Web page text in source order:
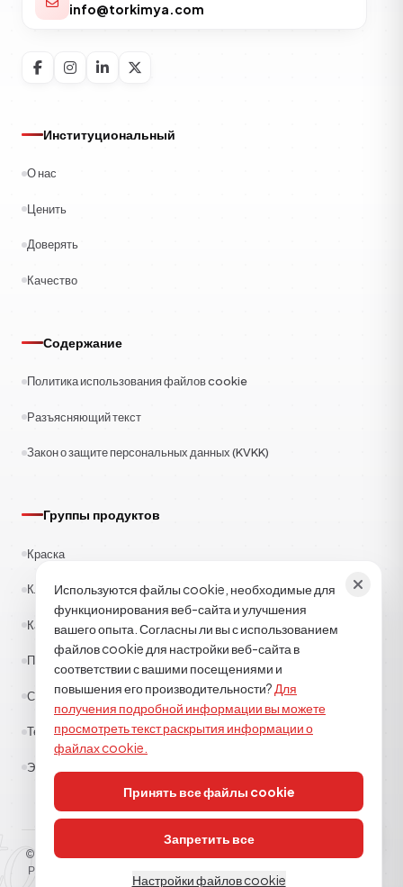
kimya
info@torkimya.com
Институциональный
О нас
Ценить
Доверять
Качество
Содержание
Политика использования файлов cookie
Разъясняющий текст
Закон о защите персональных данных (KVKK)
Группы продуктов
Краска
Клеи
Каучук
Полиэстер
Строительная химия
Текстиль
Эпоксид-полиуретан
© 2026 . Все права защищены.
Разъясняющий текст
Используются файлы cookie, необходимые для
функционирования веб-сайта и улучшения
вашего опыта. Согласны ли вы с использованием
файлов cookie для настройки веб-сайта в
соответствии с вашими посещениями и
повышения его производительности? Для
получения подробной информации вы можете
просмотреть текст раскрытия информации о
файлах cookie.
Принять все файлы cookie
Запретить все
Настройки файлов cookie